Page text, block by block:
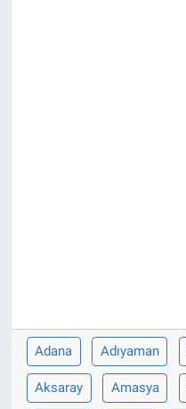
Adana Adıyaman
Aksaray Amasya